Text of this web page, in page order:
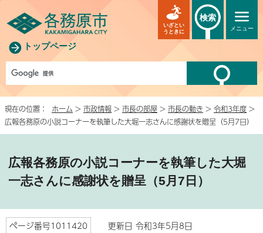
トップページ
メニュー
いざとい
うときに
検索
現在の位置： ホーム > 市政情報 > 市長の部屋 > 市長の動き > 令和3年度 >
広報各務原の小説コーナーを執筆した大堀一志さんに感謝状を贈呈（5月7日）
広報各務原の小説コーナーを執筆した大堀
一志さんに感謝状を贈呈（5月7日）
ページ番号1011420
更新日 令和3年5月8日